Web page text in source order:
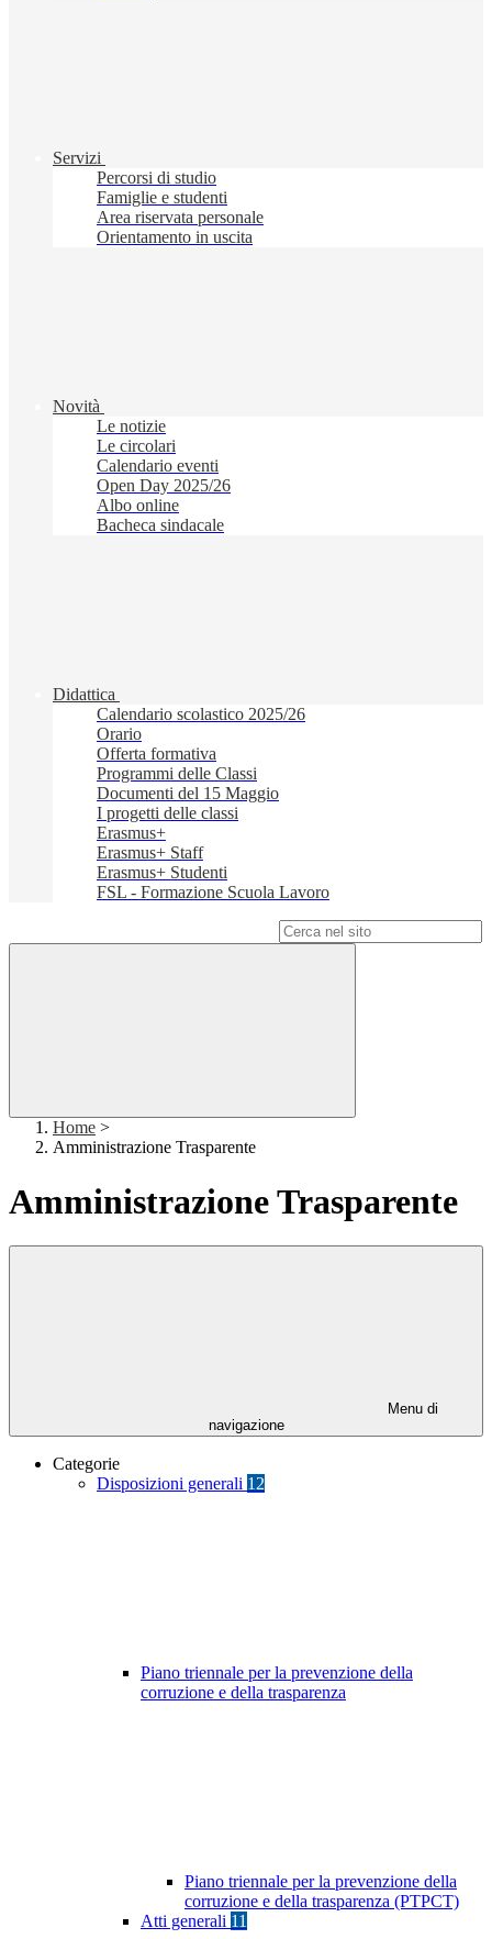
Servizi
Percorsi di studio
Famiglie e studenti
Area riservata personale
Orientamento in uscita
Novità
Le notizie
Le circolari
Calendario eventi
Open Day 2025/26
Albo online
Bacheca sindacale
Didattica
Calendario scolastico 2025/26
Orario
Offerta formativa
Programmi delle Classi
Documenti del 15 Maggio
I progetti delle classi
Erasmus+
Erasmus+ Staff
Erasmus+ Studenti
FSL - Formazione Scuola Lavoro
Home >
Amministrazione Trasparente
Amministrazione Trasparente
Menu di
navigazione
Categorie
Disposizioni generali 12
Piano triennale per la prevenzione della
corruzione e della trasparenza
Piano triennale per la prevenzione della
corruzione e della trasparenza (PTPCT)
Atti generali 11